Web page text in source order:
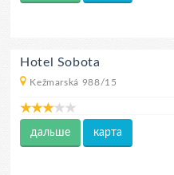
Hotel Sobota
Kežmarská 988/15
дальше карта